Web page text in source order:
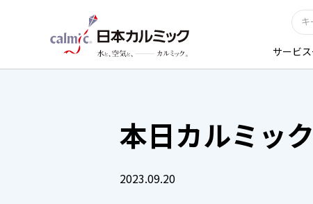
サービ
本日カルミッ
2023.09.20